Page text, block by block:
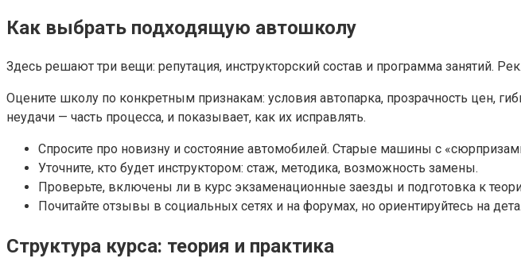
Как выбрать подходящую автошколу
Здесь решают три вещи: репутация, инструкторский состав и программа занятий.
Оцените школу по конкретным признакам: условия автопарка, прозрачность цен,
неудачи — часть процесса, и показывает, как их исправлять.
Спросите про новизну и состояние автомобилей. Старые машины с
Уточните, кто будет инструктором: стаж, методика, возможность замены.
Проверьте, включены ли в курс экзаменационные заезды и подготовка к
Почитайте отзывы в социальных сетях и на форумах, но ориентируйтесь на
Структура курса: теория и практика